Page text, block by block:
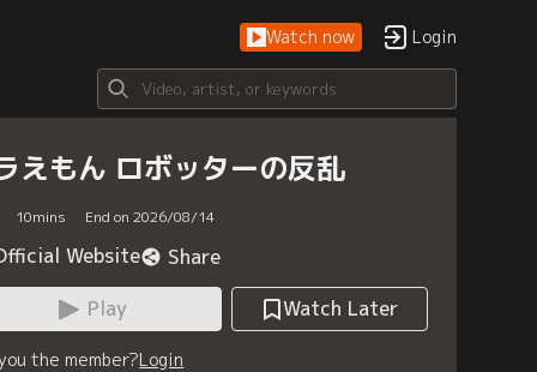
Watch now Login
えもん ロボッターの反乱
10mins End on 2026/08/14
Website
Share
Play
Watch Later
the member?Login